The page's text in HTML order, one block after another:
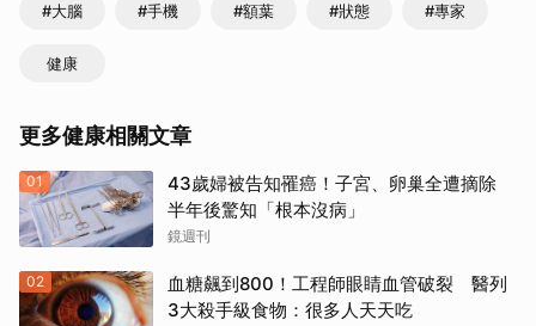
#大腦 #手機 #額葉 #狀態 #專家
健康
更多健康相關文章
01
43歲婦被告知罹癌！子宮、卵巢全遭摘除
半年後驚知「根本沒病」
鏡週刊
02
血糖飆到800！工程師眼睛血管破裂 醫列
3大殺手級食物：很多人天天吃